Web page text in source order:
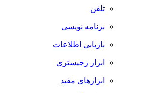
تلفن
برنامه نویسی
بازیابی اطلاعات
ابزار رجیستری
ابزارهای مفید